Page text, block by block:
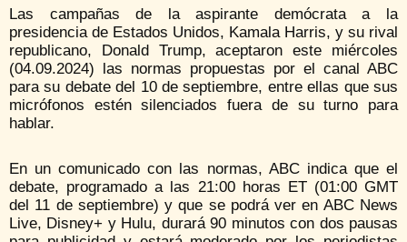
Las campañas de la aspirante demócrata a la
presidencia de Estados Unidos, Kamala Harris, y su rival
republicano, Donald Trump, aceptaron este miércoles
(04.09.2024) las normas propuestas por el canal ABC
para su debate del 10 de septiembre, entre ellas que sus
micrófonos estén silenciados fuera de su turno para
hablar.
En un comunicado con las normas, ABC indica que el
debate, programado a las 21:00 horas ET (01:00 GMT
del 11 de septiembre) y que se podrá ver en ABC News
Live, Disney+ y Hulu, durará 90 minutos con dos pausas